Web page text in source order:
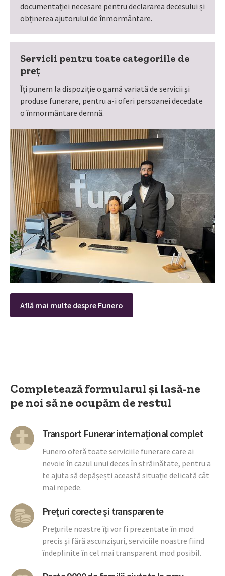
documentației necesare pentru declararea decesului și
obținerea ajutorului de înmormântare.
Servicii pentru toate categoriile de
preț
Îți punem la dispoziție o gamă variată de servicii și
produse funerare, pentru a-i oferi persoanei decedate
o înmormântare demnă.
Află mai multe despre Funero
Completează formularul și lasă-ne
pe noi să ne ocupăm de restul
Transport Funerar internațional complet
Funero oferă toate serviciile funerare care ai
nevoie în cazul unui deces în străinătate, pentru a
te ajuta să depășești această situație delicată cât
mai repede.
Prețuri corecte și transparente
Prețurile noastre îți vor fi prezentate în mod
precis și fără ascunzișuri, serviciile noastre fiind
îndeplinite în cel mai transparent mod posibil.